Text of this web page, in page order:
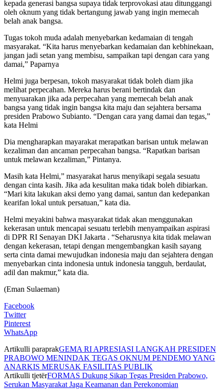
kepada generasi bangsa supaya tidak terprovokasi atau ditunggangi
oleh oknum yang tidak bertangung jawab yang ingin memecah
belah anak bangsa.
Tugas tokoh muda adalah menyebarkan kedamaian di tengah
masyarakat. “Kita harus menyebarkan kedamaian dan kebhinekaan,
jangan jadi setan yang membisu, sampaikan tapi dengan cara yang
damai,” Paparnya
Helmi juga berpesan, tokoh masyarakat tidak boleh diam jika
melihat perpecahan. Mereka harus berani bertindak dan
menyuarakan jika ada perpecahan yang memecah belah anak
bangsa yang tidak ingin bangsa kita maju dan sejahtera bersama
presiden Prabowo Subianto. “Dengan cara yang damai dan tegas,”
kata Helmi
Dia mengharapkan mayarakat merapatkan barisan untuk melawan
kezaliman dan ancaman perpecahan bangsa. “Rapatkan barisan
untuk melawan kezaliman,” Pintanya.
Masih kata Helmi,” masyarakat harus menyikapi segala sesuatu
dengan cinta kasih. Jika ada kesulitan maka tidak boleh dibiarkan.
“Mari kita lakukan aksi demo yang damai, santun dan kedepankan
kearifan lokal untuk persatuan,” kata dia.
Helmi meyakini bahwa masyarakat tidak akan menggunakan
kekerasan untuk mencapai sesuatu terlebih menyampaikan aspirasi
di DPR RI Senayan DKI Jakarta . “Seharusnya kita tidak melawan
dengan kekerasan, tetapi dengan mengembangkan kasih sayang
serta cinta damai mewujudkan indonesia maju dan sejahtera dengan
menyebarkan cinta indonesia untuk indonesia tangguh, berdaulat,
adil dan makmur,” kata dia.
(Eman Sulaeman)
Facebook
Twitter
Pinterest
WhatsApp
Artikulli paraprakGEMA RI APRESIASI LANGKAH PRESIDEN
PRABOWO MENINDAK TEGAS OKNUM PENDEMO YANG
ANARKIS MERUSAK FASILITAS PUBLIK
Artikulli tjetërFORMAS Dukung Sikap Tegas Presiden Prabowo,
Serukan Masyarakat Jaga Keamanan dan Perekonomian